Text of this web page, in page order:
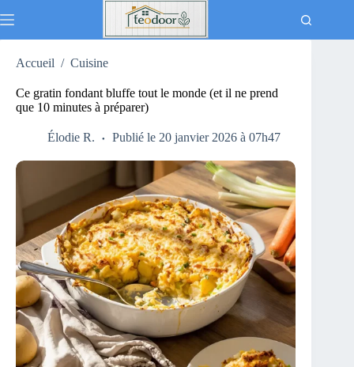
au
Accueil / Cuisine
Ce gratin fondant bluffe tout le monde (et il ne prend
que 10 minutes à préparer)
Élodie R. Publié le 20 janvier 2026 à 07h47